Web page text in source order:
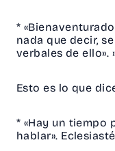
*
nada que decir,
verbales de ello».
Esto es lo que
* «Hay un tiempo
hablar».